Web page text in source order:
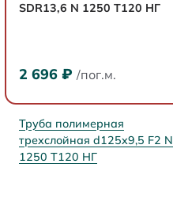
SDR13,6 N 1250 Т120 НГ
2 696 ₽ /пог.м.
Труба полимерная
трехслойная d125x9,5 F2 N
1250 Т120 НГ